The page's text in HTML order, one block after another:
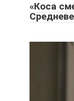
«Коса